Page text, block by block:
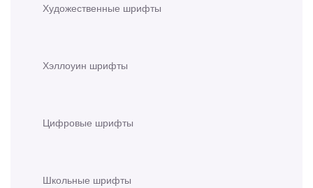
Художественные шрифты
Хэллоуин шрифты
Цифровые шрифты
Школьные шрифты